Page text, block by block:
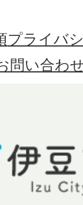
プライバ
問い合わ